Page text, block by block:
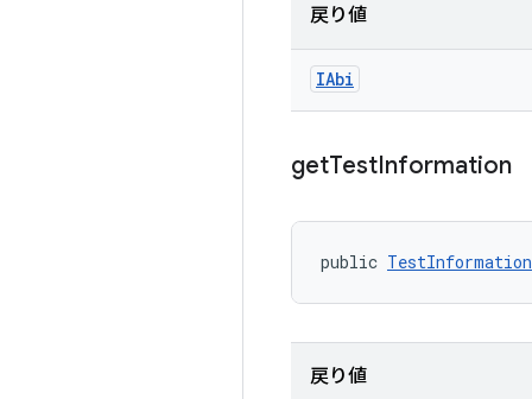
戻り値
IAbi
getTestInformation
public TestInformation
戻り値